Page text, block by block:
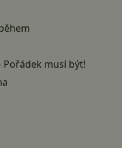
Pořádek musí být!